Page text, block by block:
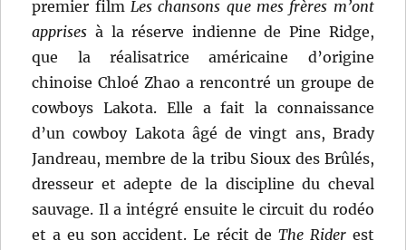
premier film Les chansons que mes frères m’ont
apprises à la réserve indienne de Pine Ridge,
que la réalisatrice américaine d’origine
chinoise Chloé Zhao a rencontré un groupe de
cowboys Lakota. Elle a fait la connaissance
d’un cowboy Lakota âgé de vingt ans, Brady
Jandreau, membre de la tribu Sioux des Brûlés,
dresseur et adepte de la discipline du cheval
sauvage. Il a intégré ensuite le circuit du rodéo
et a eu son accident. Le récit deThe Riderest